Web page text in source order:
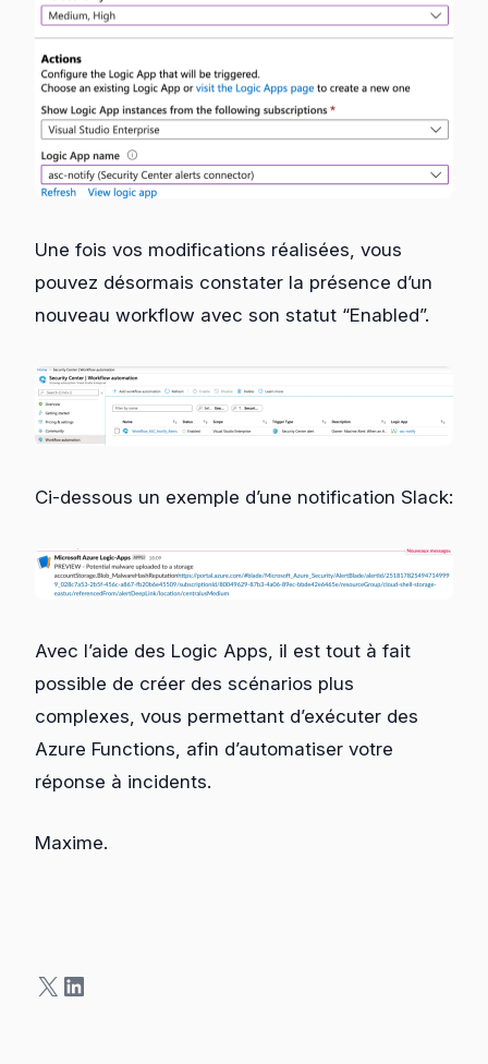
Une fois vos modifications réalisées, vous
pouvez désormais constater la présence d’un
nouveau workflow avec son statut “Enabled”.
Ci-dessous un exemple d’une notification Slack:
Avec l’aide des Logic Apps, il est tout à fait
possible de créer des scénarios plus
complexes, vous permettant d’exécuter des
Azure Functions, afin d’automatiser votre
réponse à incidents.
Maxime.
X LinkedIn